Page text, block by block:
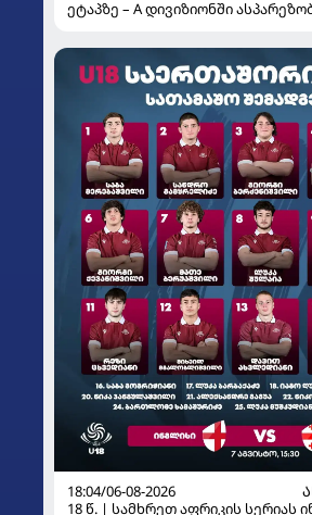
ეტაპზე – A დივიზიონში
18:04/06-08-2026
18 წ. | სამხრეთ აფრიკის სერიას